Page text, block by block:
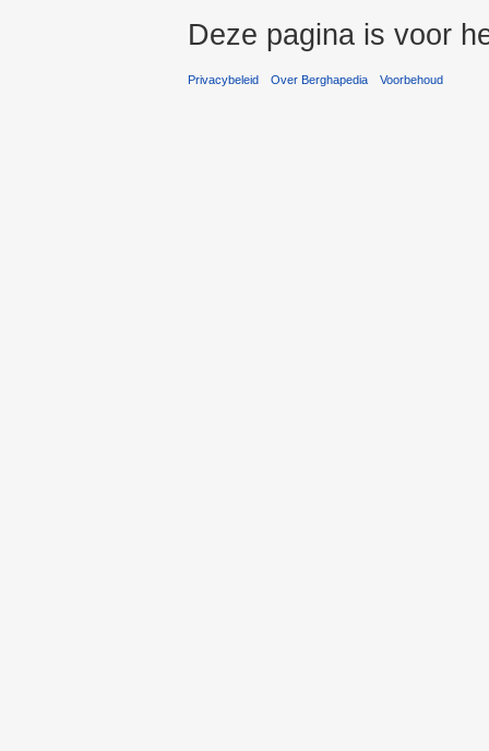
Deze pagina is voor
Privacybeleid Over Berghapedia Voorbehoud